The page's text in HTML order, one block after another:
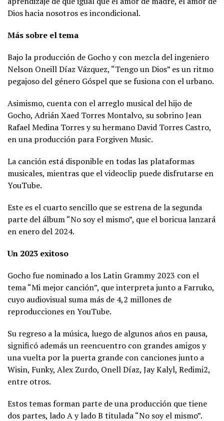
Dios hacia nosotros es incondicional.
Más sobre el tema
Bajo la producción de Gocho y con mezcla del ingeniero
Nelson Oneill Díaz Vázquez, “Tengo un Dios” es un ritmo
pegajoso del género Góspel que se fusiona con el urbano.
Asimismo, cuenta con el arreglo musical del hijo de
Gocho, Adrián Xaed Torres Montalvo, su sobrino Jean
Rafael Medina Torres y su hermano David Torres Castro,
en una producción para Forgiven Music.
La canción está disponible en todas las plataformas
musicales, mientras que el videoclip puede disfrutarse en
YouTube.
Este es el cuarto sencillo que se estrena de la segunda
parte del álbum “No soy el mismo”, que el boricua lanzará
en enero del 2024.
Un 2023 exitoso
Gocho fue nominado a los Latin Grammy 2023 con el
tema “Mi mejor canción”, que interpreta junto a Farruko,
cuyo audiovisual suma más de 4,2 millones de
reproducciones en YouTube.
Su regreso a la música, luego de algunos años en pausa,
significó además un reencuentro con grandes amigos y
una vuelta por la puerta grande con canciones junto a
Wisin, Funky, Alex Zurdo, Onell Díaz, Jay Kalyl, Redimi2,
entre otros.
Estos temas forman parte de una producción que tiene
dos partes, lado A y lado B titulada “No soy el mismo”.